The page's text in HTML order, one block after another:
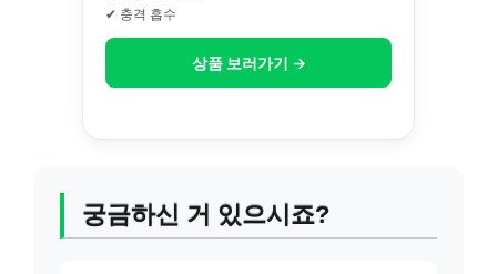
✔ 충격 흡수
상품 보러가기 →
궁금하신 거 있으시죠?